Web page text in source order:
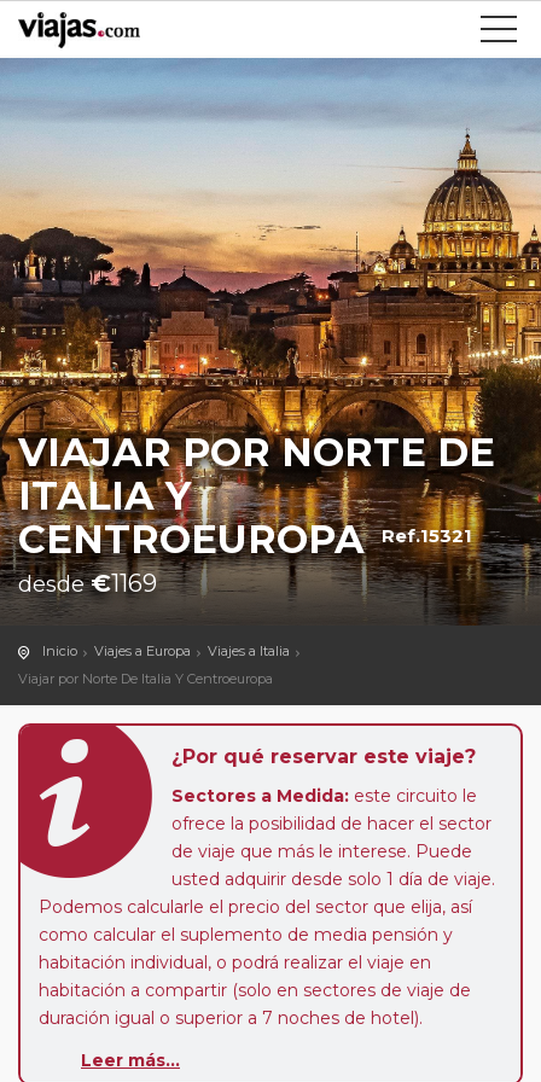
VIAJAR POR NORTE DE
ITALIA Y
CENTROEUROPA Ref.15321
desde€1169
Inicio Viajes a Europa
Viajes a Italia
Viajar por Norte De Italia Y Centroeuropa
¿Por qué reservar este viaje?
Sectores a Medida: este circuito le
ofrece la posibilidad de hacer el sector
de viaje que más le interese. Puede
usted adquirir desde solo 1 día de viaje.
Podemos calcularle el precio del sector que elija, así
como calcular el suplemento de media pensión y
habitación individual, o podrá realizar el viaje en
habitación a compartir (solo en sectores de viaje de
duración igual o superior a 7 noches de hotel).
de que usted pueda programar una o más paradas en
Leer más...